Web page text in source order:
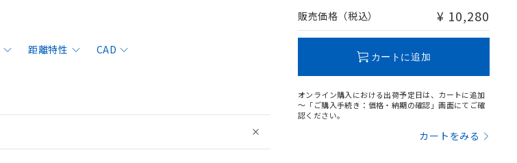
距離特性
CAD
販売価格（税込） ¥ 10,280
カートに追加
オンライン購入における出荷予定日は、カートに追加
～「ご購入手続き：価格・納期の確認」画面にてご確
認ください。
カートをみる